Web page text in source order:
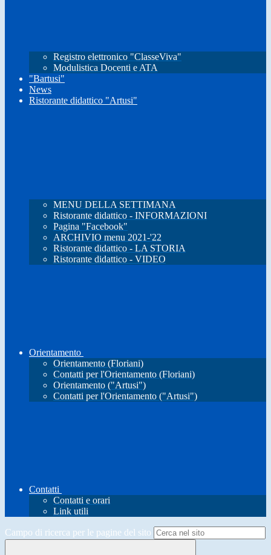
Registro elettronico "ClasseViva"
Modulistica Docenti e ATA
"Bartusi"
News
Ristorante didattico "Artusi"
MENU DELLA SETTIMANA
Ristorante didattico - INFORMAZIONI
Pagina "Facebook"
ARCHIVIO menu 2021-'22
Ristorante didattico - LA STORIA
Ristorante didattico - VIDEO
Orientamento
Orientamento (Floriani)
Contatti per l'Orientamento (Floriani)
Orientamento ("Artusi")
Contatti per l'Orientamento ("Artusi")
Contatti
Contatti e orari
Link utili
Campo di ricerca per le pagine del sito